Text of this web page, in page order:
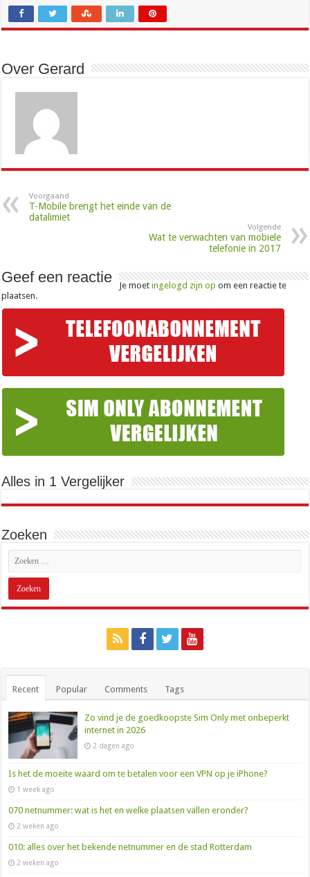
Over Gerard
Voorgaand
T-Mobile brengt het einde van de
datalimiet
Volgende
Wat te verwachten van mobiele
telefonie in 2017
Geef een reactie Je moetingelogd zijn op om een reactie te
plaatsen.
Alles in 1 Vergelijker
Zoeken
Recent Popular Comments Tags
Zo vind je de goedkoopste Sim Only met onbeperkt
internet in 2026
2 dagen ago
Is het de moeite waard om te betalen voor een VPN op je iPhone?
1 week ago
070 netnummer: wat is het en welke plaatsen vallen eronder?
2 weken ago
010: alles over het bekende netnummer en de stad Rotterdam
2 weken ago